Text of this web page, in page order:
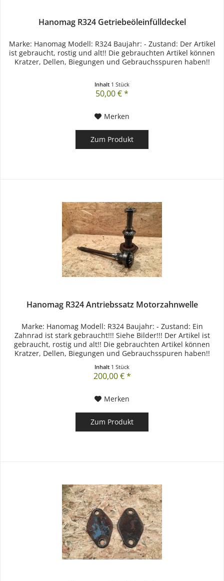
Hanomag R324 Getriebeöleinfülldeckel
Marke: Hanomag Modell: R324 Baujahr: - Zustand: Der Artikel
ist gebraucht, rostig und alt!! Die gebrauchten Artikel können
Kratzer, Dellen, Biegungen und Gebrauchsspuren haben!!
Inhalt 1 Stück
50,00 € *
Merken
Zum Produkt
Hanomag R324 Antriebssatz Motorzahnwelle
Marke: Hanomag Modell: R324 Baujahr: - Zustand: Ein
Zahnrad ist stark gebraucht!!! Siehe Bilder!!! Der Artikel ist
gebraucht, rostig und alt!! Die gebrauchten Artikel können
Kratzer, Dellen, Biegungen und Gebrauchsspuren haben!!
Inhalt 1 Stück
200,00 € *
Merken
Zum Produkt